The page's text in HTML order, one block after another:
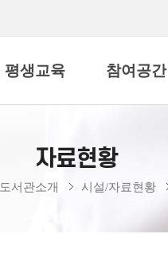
평생교육 참여공간
자료현황
도서관소개 시설/자료현황